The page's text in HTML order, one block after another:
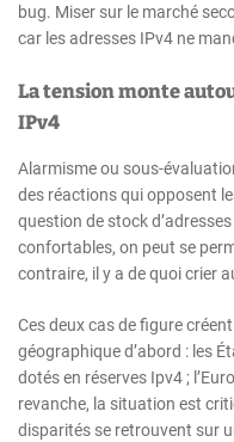
bug. Miser sur le marché
car les adresses IPv4 ne
La tension monte
IPv4
Alarmisme ou sous-
des réactions qui opposent
question de stock
confortables, on peut se
contraire, il y a de quoi crier
Ces deux cas de figure
géographique d’abord : les
dotés en réserves Ipv4 ;
revanche, la situation est
disparités se retrouvent sur